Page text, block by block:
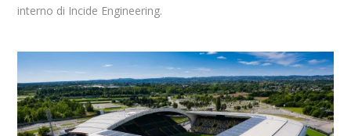
interno di Incide Engineering.